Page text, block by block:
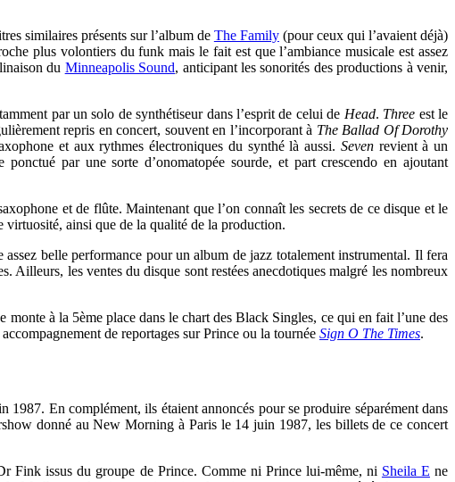
similaires présents sur l’album de The Family(pour ceux qui l’avaient déjà)
plus volontiers du funk mais le fait est que l’ambiance musicale est assez
du Minneapolis Sound, anticipant les sonorités des productions à venir,
par un solo de synthétiseur dans l’esprit de celui de Head. Three est le
repris en concert, souvent en l’incorporant à The Ballad Of Dorothy
et aux rythmes électroniques du synthé là aussi. Sevenrevient à un
par une sorte d’onomatopée sourde, et part crescendo en ajoutant
et de flûte. Maintenant que l’on connaît les secrets de ce disque et le
virtuosité, ainsi que de la qualité de la production.
assez belle performance pour un album de jazz totalement instrumental. Il fera
Ailleurs, les ventes du disque sont restées anecdotiques malgré les nombreux
à la 5ème place dans le chart des Black Singles, ce qui en fait l’une des
de reportages sur Prince ou la tournée Sign O The Times.
1987. En complément, ils étaient annoncés pour se produire séparément dans
donné au New Morning à Paris le 14 juin 1987, les billets de ce concert
Fink issus du groupe de Prince. Comme ni Prince lui-même, ni Sheila E ne